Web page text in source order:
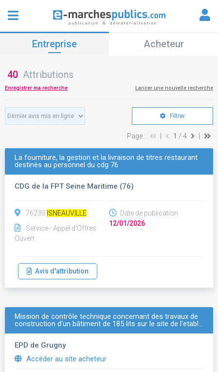
Entreprise Acheteur
40 Attributions
Enregistrer ma recherche Lancer une nouvelle recherche
Filtrer
Page : 1 / 4
La fourniture, la gestion et la livraison de titres restaurant
destinés au personnel du cdg 76
CDG de la FPT Seine Maritime (76)
76230 ISNEAUVILLE
Service - Appel d'Offres
Ouvert
Date de publication :
12/01/2026
Avis d'attribution
Mission de contrôle technique concernant des travaux de
construction d'un bâtiment de 185 lits sur le site de l'etabl…
EPD de Grugny
Accéder au site acheteur